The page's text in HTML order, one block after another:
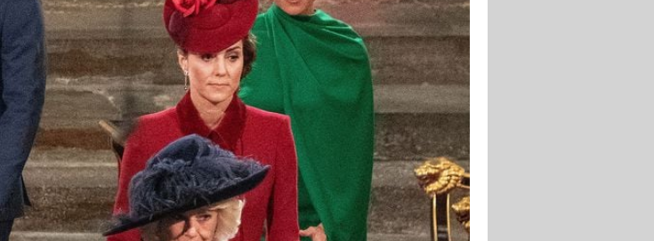
Exklusiv
auf Promiflash
Jobs
App runterladen
Team
Richtlinien